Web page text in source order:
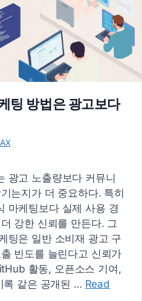
팅 방법은 광고보다
광고 노출량보다 커뮤니
는지가 더 중요하다. 특히
마케팅보다 실제 사용 경
강한 신뢰를 만든다. 그
팅은 일반 소비재 광고 구
빈도를 늘린다고 신뢰가
활동, 오픈소스 기여,
록 같은 공개된 … Read